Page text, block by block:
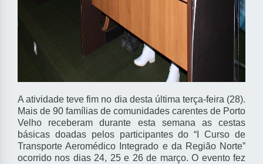
A atividade teve fim no dia desta última terça-feira (28).
Mais de 90 famílias de comunidades carentes de Porto
Velho receberam durante esta semana as cestas
básicas doadas pelos participantes do “I Curso de
Transporte Aeromédico Integrado e da Região Norte”
ocorrido nos dias 24, 25 e 26 de março. O evento fez